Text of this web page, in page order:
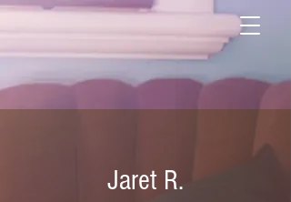
Jaret R.